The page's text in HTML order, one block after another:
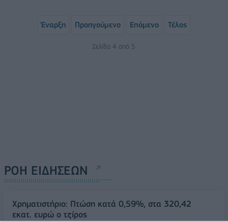
Έναρξη Προηγούμενο Επόμενο Τέλος
Σελίδα 4 από 5
ΡΟΗ ΕΙΔΗΣΕΩΝ
Χρηματιστήριο: Πτώση κατά 0,59%, στα 320,42
εκατ. ευρώ ο τζίρος